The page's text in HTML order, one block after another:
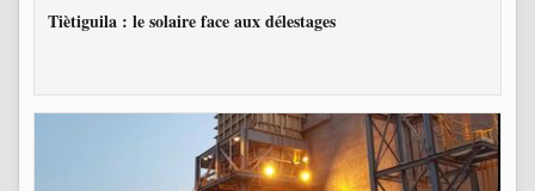
Tiètiguila : le solaire face aux délestages